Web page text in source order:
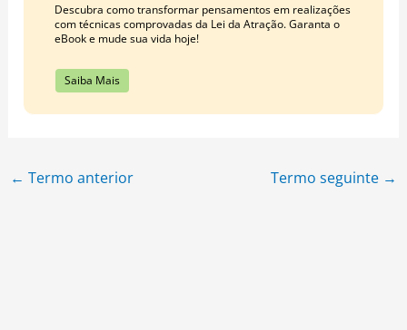
Descubra como transformar pensamentos em realizações
com técnicas comprovadas da Lei da Atração. Garanta o
eBook e mude sua vida hoje!
Saiba Mais
← Termo anterior Termo seguinte →